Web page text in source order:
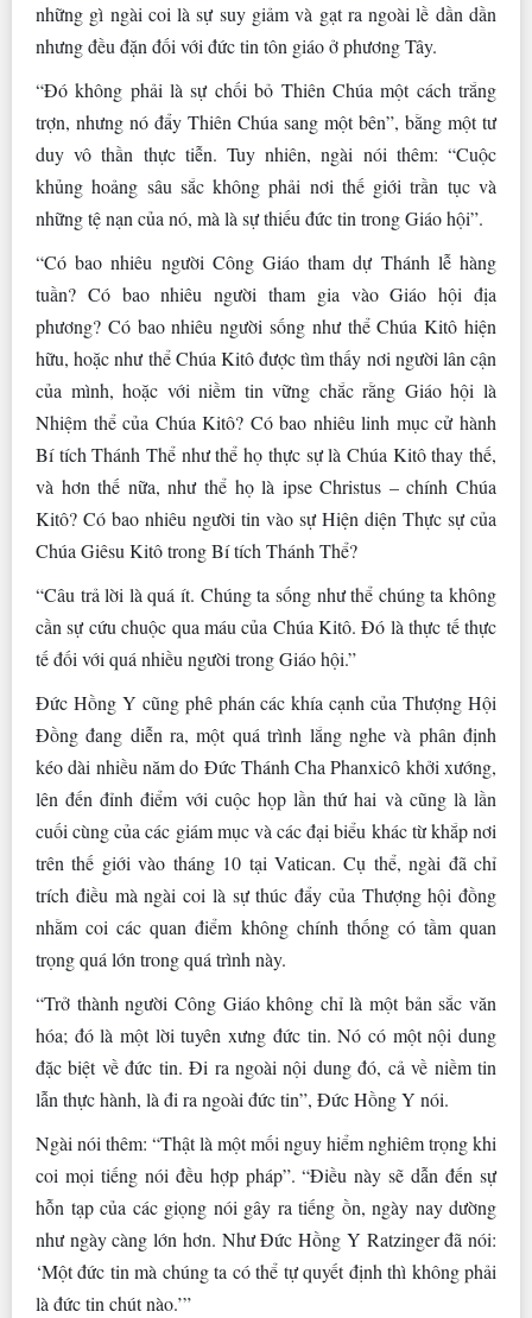
những gì ngài coi là sự suy giảm và gạt ra ngoài lề dần dần
nhưng đều đặn đối với đức tin tôn giáo ở phương Tây.
“Đó không phải là sự chối bỏ Thiên Chúa một cách trắng
trợn, nhưng nó đẩy Thiên Chúa sang một bên”, bằng một tư
duy vô thần thực tiễn. Tuy nhiên, ngài nói thêm: “Cuộc
khủng hoảng sâu sắc không phải nơi thế giới trần tục và
những tệ nạn của nó, mà là sự thiếu đức tin trong Giáo hội”.
“Có bao nhiêu người Công Giáo tham dự Thánh lễ hàng
tuần? Có bao nhiêu người tham gia vào Giáo hội địa
phương? Có bao nhiêu người sống như thể Chúa Kitô hiện
hữu, hoặc như thể Chúa Kitô được tìm thấy nơi người lân cận
của mình, hoặc với niềm tin vững chắc rằng Giáo hội là
Nhiệm thể của Chúa Kitô? Có bao nhiêu linh mục cử hành
Bí tích Thánh Thể như thể họ thực sự là Chúa Kitô thay thế,
và hơn thế nữa, như thể họ là ipse Christus – chính Chúa
Kitô? Có bao nhiêu người tin vào sự Hiện diện Thực sự của
Chúa Giêsu Kitô trong Bí tích Thánh Thể?
“Câu trả lời là quá ít. Chúng ta sống như thể chúng ta không
cần sự cứu chuộc qua máu của Chúa Kitô. Đó là thực tế thực
tế đối với quá nhiều người trong Giáo hội.”
Đức Hồng Y cũng phê phán các khía cạnh của Thượng Hội
Đồng đang diễn ra, một quá trình lắng nghe và phân định
kéo dài nhiều năm do Đức Thánh Cha Phanxicô khởi xướng,
lên đến đỉnh điểm với cuộc họp lần thứ hai và cũng là lần
cuối cùng của các giám mục và các đại biểu khác từ khắp nơi
trên thế giới vào tháng 10 tại Vatican. Cụ thể, ngài đã chỉ
trích điều mà ngài coi là sự thúc đẩy của Thượng hội đồng
nhằm coi các quan điểm không chính thống có tầm quan
trọng quá lớn trong quá trình này.
“Trở thành người Công Giáo không chỉ là một bản sắc văn
hóa; đó là một lời tuyên xưng đức tin. Nó có một nội dung
đặc biệt về đức tin. Đi ra ngoài nội dung đó, cả về niềm tin
lẫn thực hành, là đi ra ngoài đức tin”, Đức Hồng Y nói.
Ngài nói thêm: “Thật là một mối nguy hiểm nghiêm trọng khi
coi mọi tiếng nói đều hợp pháp”. “Điều này sẽ dẫn đến sự
hỗn tạp của các giọng nói gây ra tiếng ồn, ngày nay dường
như ngày càng lớn hơn. Như Đức Hồng Y Ratzinger đã nói:
‘Một đức tin mà chúng ta có thể tự quyết định thì không phải
là đức tin chút nào.’”